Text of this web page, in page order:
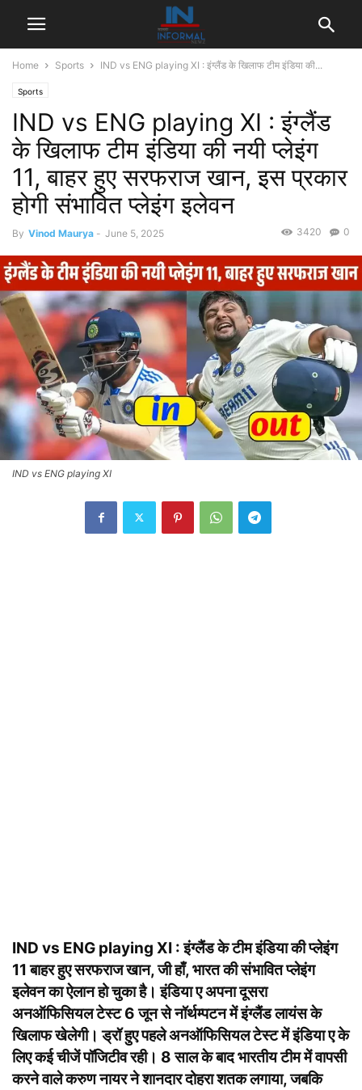
Home Sports IND vs ENG playing XI : इंग्लैंड के खिलाफ टीम इंडिया की...
Sports
IND vs ENG playing XI : इंग्लैंड
के खिलाफ टीम इंडिया की नयी प्लेइंग
11, बाहर हुए सरफराज खान, इस प्रकार
होगी संभावित प्लेइंग इलेवन
By Vinod Maurya - June 5, 2025 0
3420
IND vs ENG playing XI
IND vs ENG playing XI : इंग्लैंड के टीम इंडिया की प्लेइंग
11 बाहर हुए सरफराज खान, जी हाँ, भारत की संभावित प्लेइंग
इलेवन का ऐलान हो चुका है। इंडिया ए अपना दूसरा
अनऑफिसियल टेस्ट 6 जून से नॉर्थम्पटन में इंग्लैंड लायंस के
खिलाफ खेलेगी। ड्रॉ हुए पहले अनऑफिसियल टेस्ट में इंडिया ए के
लिए कई चीजें पॉजिटीव रही। 8 साल के बाद भारतीय टीम में वापसी
करने वाले करुण नायर ने शानदार दोहरा शतक लगाया, जबकि